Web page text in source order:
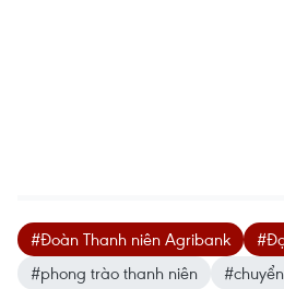
#Đoàn Thanh niên Agribank
#phong trào thanh niên